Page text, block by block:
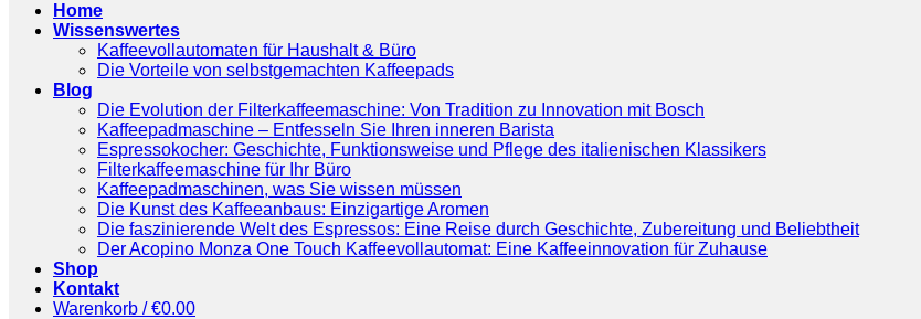
Home
Wissenswertes
Kaffeevollautomaten für Haushalt & Büro
Die Vorteile von selbstgemachten Kaffeepads
Blog
Die Evolution der Filterkaffeemaschine: Von Tradition zu Innovation mit Bosch
Kaffeepadmaschine – Entfesseln Sie Ihren inneren Barista
Espressokocher: Geschichte, Funktionsweise und Pflege des italienischen Klassikers
Filterkaffeemaschine für Ihr Büro
Kaffeepadmaschinen, was Sie wissen müssen
Die Kunst des Kaffeeanbaus: Einzigartige Aromen
Die faszinierende Welt des Espressos: Eine Reise durch Geschichte, Zubereitung und Beliebtheit
Der Acopino Monza One Touch Kaffeevollautomat: Eine Kaffeeinnovation für Zuhause
Shop
Kontakt
Warenkorb /€0.00